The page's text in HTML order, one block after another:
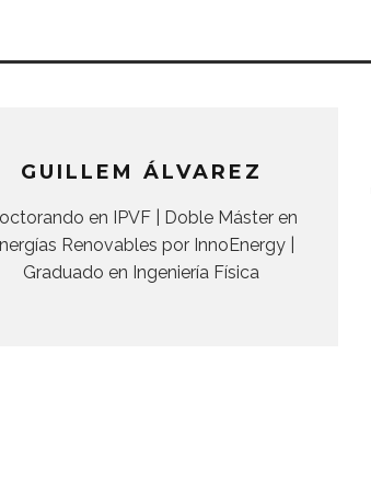
GUILLEM ÁLVAREZ
en IPVF | Doble Máster en
Renovables por InnoEnergy |
Graduado en Ingeniería Física